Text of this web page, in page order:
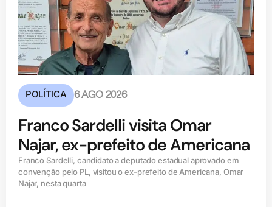
POLÍTICA 6 AGO 2026
Franco Sardelli visita Omar
Najar, ex-prefeito de Americana
Franco Sardelli, candidato a deputado estadual aprovado em
convenção pelo PL, visitou o ex-prefeito de Americana, Omar
Najar, nesta quarta